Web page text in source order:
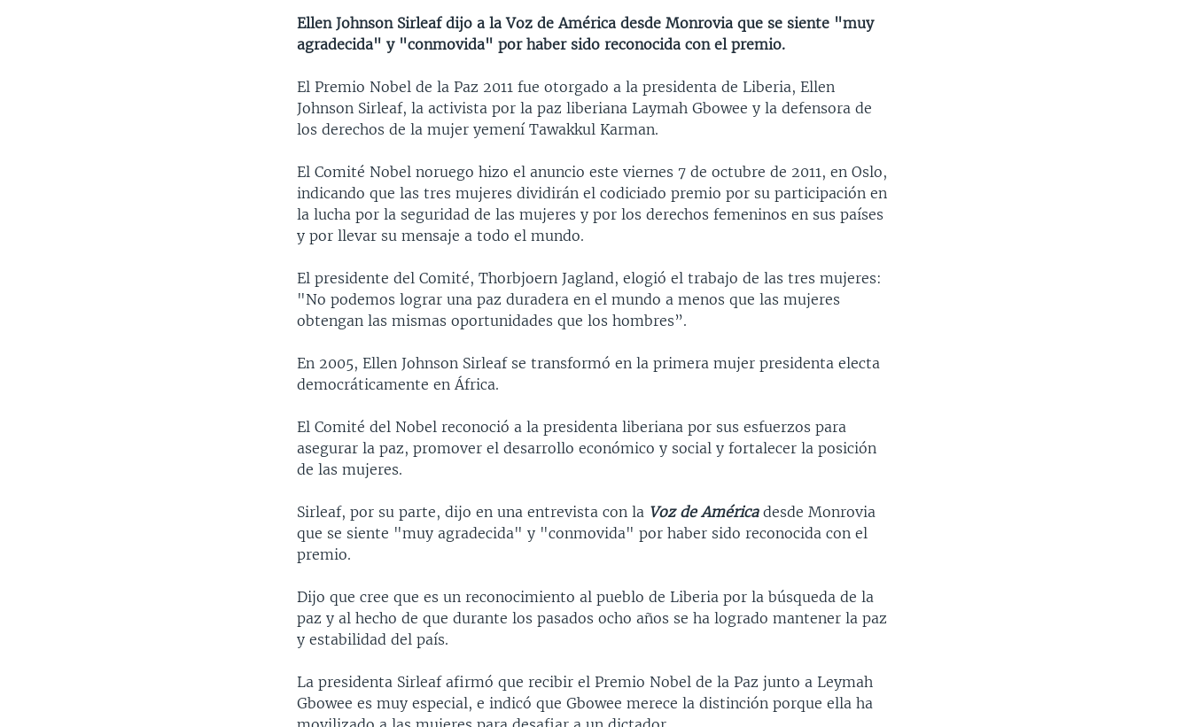
Ellen Johnson Sirleaf dijo a la Voz de América desde Monrovia que se siente "muy
agradecida" y "conmovida" por haber sido reconocida con el premio.
El Premio Nobel de la Paz 2011 fue otorgado a la presidenta de Liberia, Ellen
Johnson Sirleaf, la activista por la paz liberiana Laymah Gbowee y la defensora de
los derechos de la mujer yemení Tawakkul Karman.
El Comité Nobel noruego hizo el anuncio este viernes 7 de octubre de 2011, en Oslo,
indicando que las tres mujeres dividirán el codiciado premio por su participación en
la lucha por la seguridad de las mujeres y por los derechos femeninos en sus países
y por llevar su mensaje a todo el mundo.
El presidente del Comité, Thorbjoern Jagland, elogió el trabajo de las tres mujeres:
"No podemos lograr una paz duradera en el mundo a menos que las mujeres
obtengan las mismas oportunidades que los hombres”.
En 2005, Ellen Johnson Sirleaf se transformó en la primera mujer presidenta electa
democráticamente en África.
El Comité del Nobel reconoció a la presidenta liberiana por sus esfuerzos para
asegurar la paz, promover el desarrollo económico y social y fortalecer la posición
de las mujeres.
Sirleaf, por su parte, dijo en una entrevista con la Voz de Américadesde Monrovia
que se siente "muy agradecida" y "conmovida" por haber sido reconocida con el
premio.
Dijo que cree que es un reconocimiento al pueblo de Liberia por la búsqueda de la
paz y al hecho de que durante los pasados ocho años se ha logrado mantener la paz
y estabilidad del país.
La presidenta Sirleaf afirmó que recibir el Premio Nobel de la Paz junto a Leymah
Gbowee es muy especial, e indicó que Gbowee merece la distinción porque ella ha